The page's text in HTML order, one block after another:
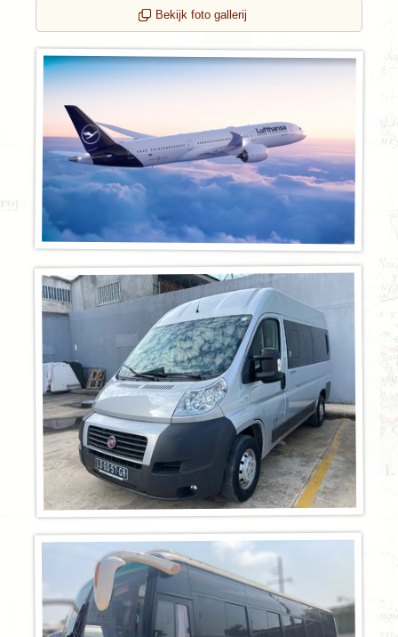
Bekijk foto gallerij